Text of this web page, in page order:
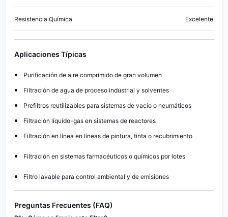
Resistencia Química Excelente –
Aplicaciones Típicas
Purificación de aire comprimido de gran volumen
Filtración de agua de proceso industrial y solventes
Prefiltros reutilizables para sistemas de vacío o neumáticos
Filtración líquido-gas en sistemas de reactores
Filtración en línea en líneas de pintura, tinta o recubrimiento
Filtración en sistemas farmacéuticos o químicos por lotes
Filtro lavable para control ambiental y de emisiones
Preguntas Frecuentes (FAQ)